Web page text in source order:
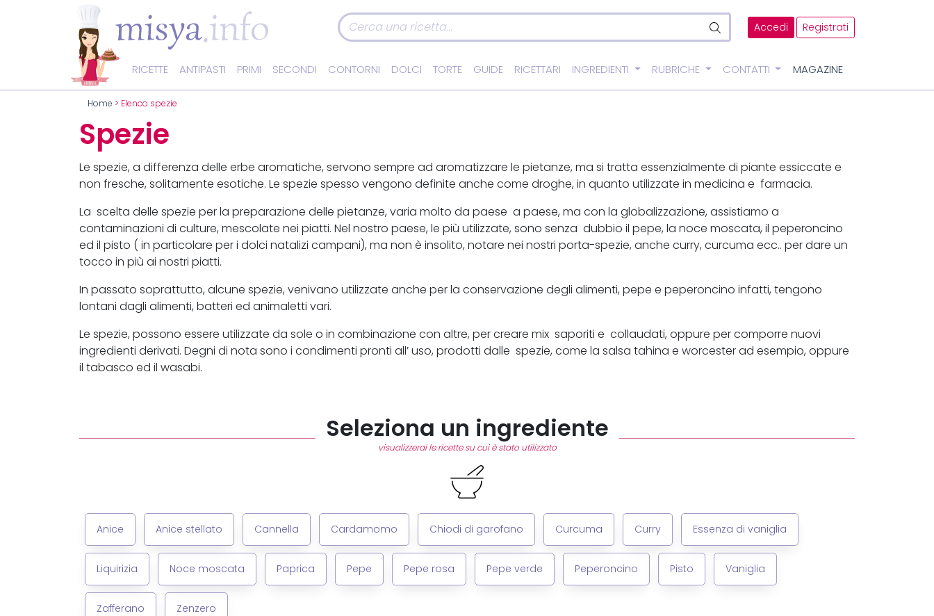
Accedi Registrati
RICETTE ANTIPASTI PRIMI SECONDI CONTORNI DOLCI TORTE GUIDE RICETTARI INGREDIENTI RUBRICHE CONTATTI MAGAZINE
Home > Elenco spezie
Spezie
Le spezie, a differenza delle erbe aromatiche, servono sempre ad aromatizzare le pietanze, ma si tratta essenzialmente di piante essiccate e
non fresche, solitamente esotiche. Le spezie spesso vengono definite anche come droghe, in quanto utilizzate in medicina e farmacia.
La scelta delle spezie per la preparazione delle pietanze, varia molto da paese a paese, ma con la globalizzazione, assistiamo a
contaminazioni di culture, mescolate nei piatti. Nel nostro paese, le più utilizzate, sono senza dubbio il pepe, la noce moscata, il peperoncino
ed il pisto ( in particolare per i dolci natalizi campani), ma non è insolito, notare nei nostri porta-spezie, anche curry, curcuma ecc.. per dare un
tocco in più ai nostri piatti.
In passato soprattutto, alcune spezie, venivano utilizzate anche per la conservazione degli alimenti, pepe e peperoncino infatti, tengono
lontani dagli alimenti, batteri ed animaletti vari.
Le spezie, possono essere utilizzate da sole o in combinazione con altre, per creare mix saporiti e collaudati, oppure per comporre nuovi
ingredienti derivati. Degni di nota sono i condimenti pronti all’ uso, prodotti dalle spezie, come la salsa tahina e worcester ad esempio, oppure
il tabasco ed il wasabi.
Seleziona un ingrediente
visualizzerai le ricette su cui è stato utilizzato
Anice Anice stellato Cannella Cardamomo Chiodi di garofano Curcuma Curry Essenza di vaniglia
Liquirizia Noce moscata Paprica Pepe Pepe rosa Pepe verde Peperoncino Pisto Vaniglia
Zafferano Zenzero